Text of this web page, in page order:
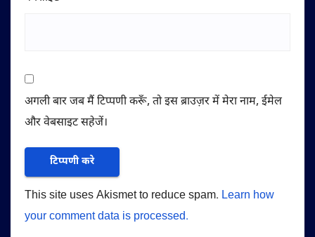
अगली बार जब मैं टिप्पणी करूँ, तो इस ब्राउज़र में मेरा नाम, ईमेल
और वेबसाइट सहेजें।
This site uses Akismet to reduce spam. Learn how
your comment data is processed.